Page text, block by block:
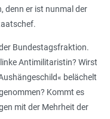
denn er ist nunmal der
Bundestagsfraktion.
Antimilitaristin? Wirst
belächelt
Kommt es
mit der Mehrheit der